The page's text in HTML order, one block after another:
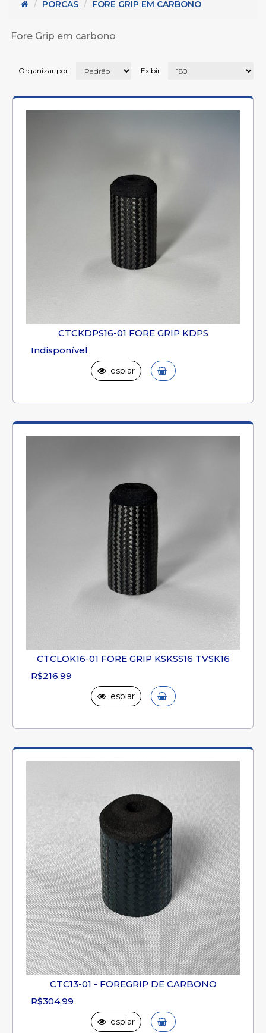
Metais para cabos (45)
PORCAS FORE GRIP EM CARBONO
Fore Grip em carbono
Organizar por: Exibir:
CTCKDPS16-01 FORE GRIP KDPS
Indisponível
espiar
CTCLOK16-01 FORE GRIP KSKSS16 TVSK16
R$216,99
espiar
CTC13-01 - FOREGRIP DE CARBONO
R$304,99
espiar